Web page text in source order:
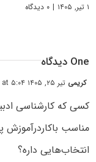
۱ تیر, ۱۴۰۵ | ۰ دیدگاه
One دیدگاه
کریمی تیر ۲۵, ۱۴۰۵ at ۵:۰۴ ب٫ظ
کسی که کارشناسی
مناسب باکاردرآموزش
انتخاب‌هایی داره؟